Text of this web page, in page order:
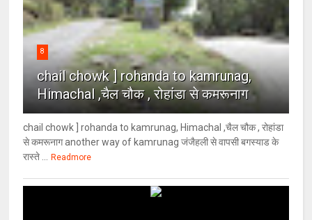
8
chail chowk ] rohanda to kamrunag,
Himachal ,चैल चौक , रोहांडा से कमरूनाग
chail chowk ] rohanda to kamrunag, Himachal ,चैल चौक , रोहांडा
से कमरूनाग another way of kamrunag जंजैहली से वापसी बगस्याड के
रास्ते ...
Readmore